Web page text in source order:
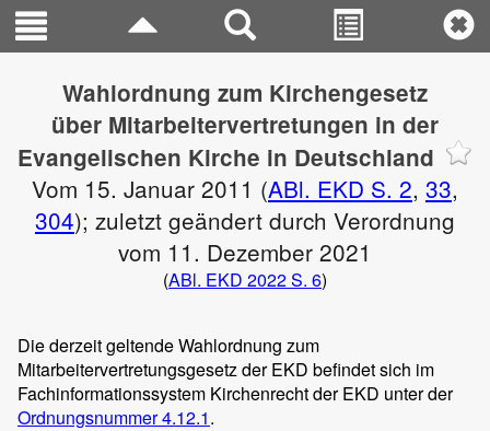
Wahlordnung zum Kirchengesetz
über Mitarbeitervertretungen in der
Evangelischen Kirche in Deutschland
Vom 15. Januar 2011 (ABl. EKD S. 2, 33,
304); zuletzt geändert durch Verordnung
vom 11. Dezember 2021
(ABl. EKD 2022 S. 6)
Die derzeit geltende Wahlordnung zum
Mitarbeitervertretungsgesetz der EKD befindet sich im
Fachinformationssystem Kirchenrecht der EKD unter der
Ordnungsnummer 4.12.1.